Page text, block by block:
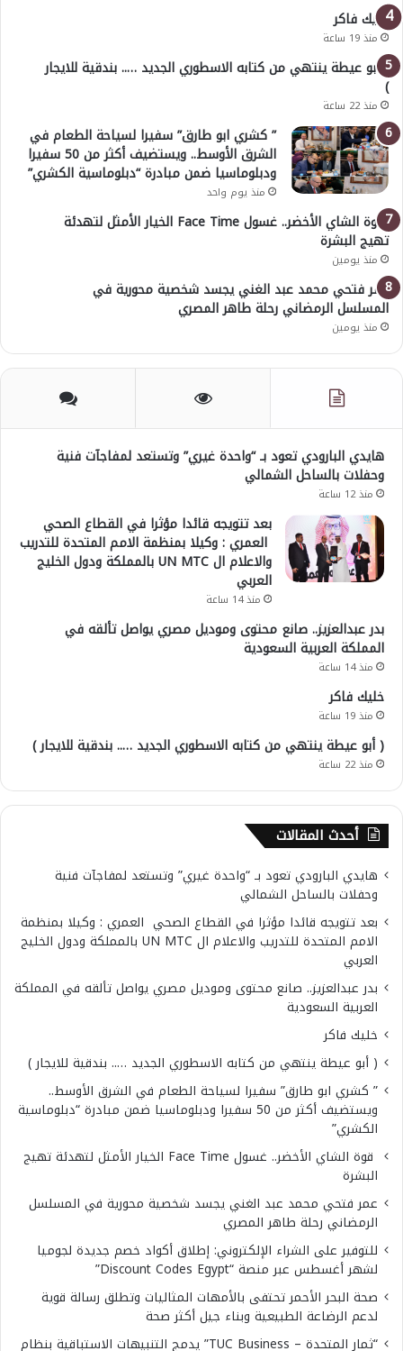
خليك فاكر
منذ 19 ساعة
( أبو عيطة ينتهي من كتابه الاسطوري الجديد ….. بندقية للايجار
)
منذ 22 ساعة
” كشري ابو طارق” سفيرا لسياحة الطعام في
الشرق الأوسط.. ويستضيف أكثر من 50 سفيرا
ودبلوماسيا ضمن مبادرة “دبلوماسية الكشري”
منذ يوم واحد
قوة الشاي الأخضر.. غسول Face Time الخيار الأمثل لتهدئة
تهيج البشرة
منذ يومين
عمر فتحي محمد عبد الغني يجسد شخصية محورية في
المسلسل الرمضاني رحلة طاهر المصري
منذ يومين
هايدي البارودي تعود بـ “واحدة غيري” وتستعد لمفاجآت فنية
وحفلات بالساحل الشمالي
منذ 12 ساعة
بعد تتويجه قائدا مؤثرا في القطاع الصحي
العمري : وكيلا بمنظمة الامم المتحدة للتدريب
والاعلام ال UN MTC بالمملكة ودول الخليج
العربي
منذ 14 ساعة
بدر عبدالعزيز.. صانع محتوى وموديل مصري يواصل تألقه في
المملكة العربية السعودية
منذ 14 ساعة
خليك فاكر
منذ 19 ساعة
( أبو عيطة ينتهي من كتابه الاسطوري الجديد ….. بندقية للايجار )
منذ 22 ساعة
أحدث المقالات
هايدي البارودي تعود بـ “واحدة غيري” وتستعد لمفاجآت فنية
وحفلات بالساحل الشمالي
بعد تتويجه قائدا مؤثرا في القطاع الصحي العمري : وكيلا بمنظمة
الامم المتحدة للتدريب والاعلام ال UN MTC بالمملكة ودول الخليج
العربي
بدر عبدالعزيز.. صانع محتوى وموديل مصري يواصل تألقه في المملكة
العربية السعودية
خليك فاكر
( أبو عيطة ينتهي من كتابه الاسطوري الجديد ….. بندقية للايجار )
” كشري ابو طارق” سفيرا لسياحة الطعام في الشرق الأوسط..
ويستضيف أكثر من 50 سفيرا ودبلوماسيا ضمن مبادرة “دبلوماسية
الكشري”
قوة الشاي الأخضر.. غسول Face Time الخيار الأمثل لتهدئة تهيج
البشرة
عمر فتحي محمد عبد الغني يجسد شخصية محورية في المسلسل
الرمضاني رحلة طاهر المصري
للتوفير على الشراء الإلكتروني: إطلاق أكواد خصم جديدة لجوميا
لشهر أغسطس عبر منصة “Discount Codes Egypt”
صحة البحر الأحمر تحتفى بالأمهات المثاليات وتطلق رسالة قوية
لدعم الرضاعة الطبيعية وبناء جيل أكثر صحة
“ثمار المتحدة – TUC Business” يدمج التنبيهات الاستباقية بنظام